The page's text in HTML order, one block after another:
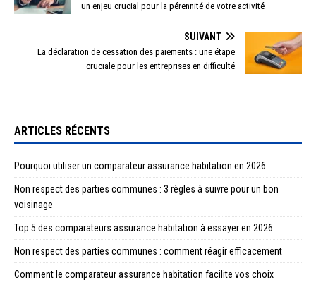
un enjeu crucial pour la pérennité de votre activité
SUIVANT
La déclaration de cessation des paiements : une étape
cruciale pour les entreprises en difficulté
ARTICLES RÉCENTS
Pourquoi utiliser un comparateur assurance habitation en 2026
Non respect des parties communes : 3 règles à suivre pour un bon
voisinage
Top 5 des comparateurs assurance habitation à essayer en 2026
Non respect des parties communes : comment réagir efficacement
Comment le comparateur assurance habitation facilite vos choix